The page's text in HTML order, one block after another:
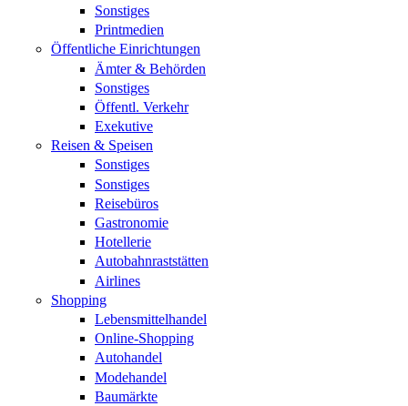
Sonstiges
Printmedien
Öffentliche Einrichtungen
Ämter & Behörden
Sonstiges
Öffentl. Verkehr
Exekutive
Reisen & Speisen
Sonstiges
Sonstiges
Reisebüros
Gastronomie
Hotellerie
Autobahnraststätten
Airlines
Shopping
Lebensmittelhandel
Online-Shopping
Autohandel
Modehandel
Baumärkte